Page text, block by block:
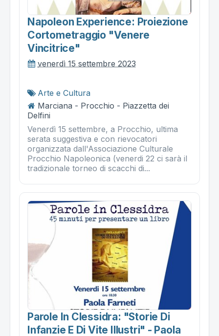
Napoleon Experience: Proiezione
Cortometraggio "venere
Vincitrice"
venerdì 15 settembre 2023
Arte e Cultura
Marciana - Procchio - Piazzetta dei
Delfini
Venerdì 15 settembre, a Procchio, ultima
serata suggestiva e con rievocatori
organizzata dall'Associazione Culturale
Procchio Napoleonica (venerdi 22 ci sarà il
tradizionale torneo di scacchi di...
Parole In Clessidra: "storie Di
Infanzie E Di Vite Illustri" - Paola